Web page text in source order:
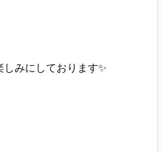
みにしております✨